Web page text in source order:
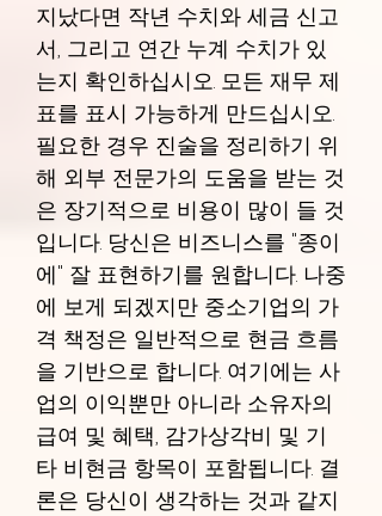
지났다면 작년 수치와 세금 신고
서, 그리고 연간 누계 수치가 있
는지 확인하십시오. 모든 재무 제
표를 표시 가능하게 만드십시오.
필요한 경우 진술을 정리하기 위
해 외부 전문가의 도움을 받는 것
은 장기적으로 비용이 많이 들 것
입니다. 당신은 비즈니스를 "종이
에" 잘 표현하기를 원합니다. 나중
에 보게 되겠지만 중소기업의 가
격 책정은 일반적으로 현금 흐름
을 기반으로 합니다. 여기에는 사
업의 이익뿐만 아니라 소유자의
급여 및 혜택, 감가상각비 및 기
타 비현금 항목이 포함됩니다. 결
론은 당신이 생각하는 것과 같지